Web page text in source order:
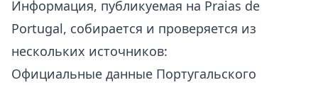
Информация, публикуемая на Praias de
Portugal, собирается и проверяется из
нескольких источников:
Официальные данные Португальского